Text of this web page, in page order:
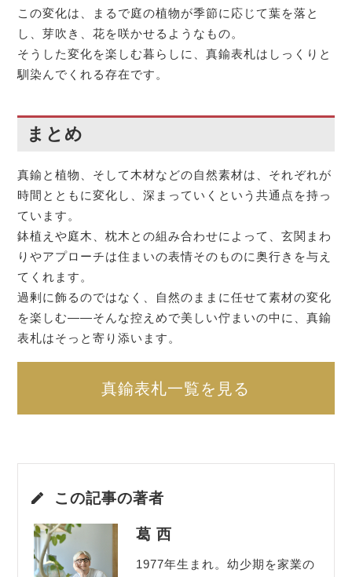
この変化は、まるで庭の植物が季節に応じて葉を落と
し、芽吹き、花を咲かせるようなもの。
そうした変化を楽しむ暮らしに、真鍮表札はしっくりと
馴染んでくれる存在です。
まとめ
真鍮と植物、そして木材などの自然素材は、それぞれが
時間とともに変化し、深まっていくという共通点を持っ
ています。
鉢植えや庭木、枕木との組み合わせによって、玄関まわ
りやアプローチは住まいの表情そのものに奥行きを与え
てくれます。
過剰に飾るのではなく、自然のままに任せて素材の変化
を楽しむ——そんな控えめで美しい佇まいの中に、真鍮
表札はそっと寄り添います。
真鍮表札一覧を見る
この記事の著者
葛 西
1977年生まれ。幼少期を家業の